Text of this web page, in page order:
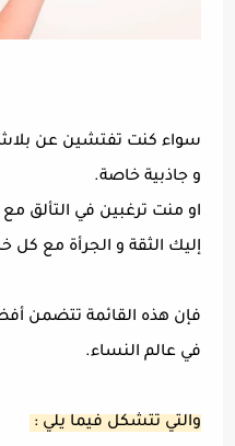
سواء كنت تفتشين عن
و جاذبية خاصة.
او منت ترغبين في التألق مع
إليك الثقة و الجرأة مع
فإن هذه القائمة تتضمن
في عالم النساء.
والتي تتشكل فيما يلي :